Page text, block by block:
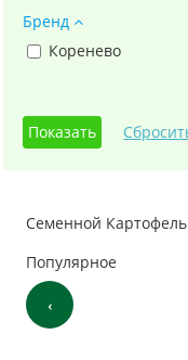
Бренд
Коренево
Семенной Картофель
Популярное
‹